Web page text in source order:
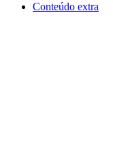
Conteúdo extra